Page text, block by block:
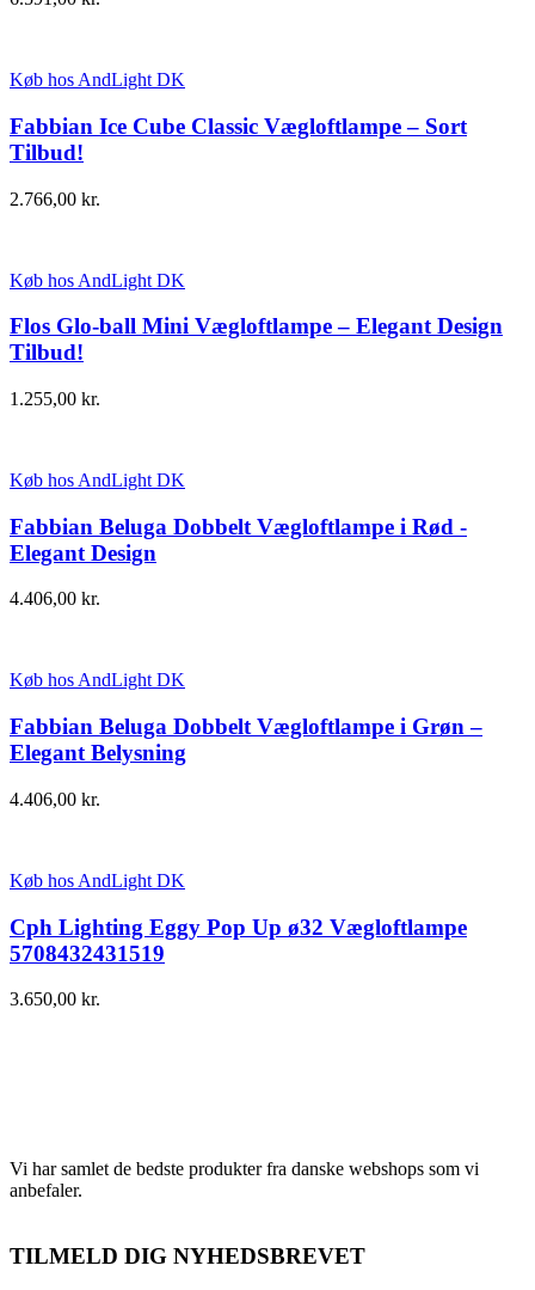
Køb hos AndLight DK
Fabbian Ice Cube Classic Vægloftlampe – Sort
Tilbud!
2.766,00 kr.
Køb hos AndLight DK
Flos Glo-ball Mini Vægloftlampe – Elegant Design
Tilbud!
1.255,00 kr.
Køb hos AndLight DK
Fabbian Beluga Dobbelt Vægloftlampe i Rød -
Elegant Design
4.406,00 kr.
Køb hos AndLight DK
Fabbian Beluga Dobbelt Vægloftlampe i Grøn –
Elegant Belysning
4.406,00 kr.
Køb hos AndLight DK
Cph Lighting Eggy Pop Up ø32 Vægloftlampe
5708432431519
3.650,00 kr.
Vi har samlet de bedste produkter fra danske webshops som vi
anbefaler.
TILMELD DIG NYHEDSBREVET